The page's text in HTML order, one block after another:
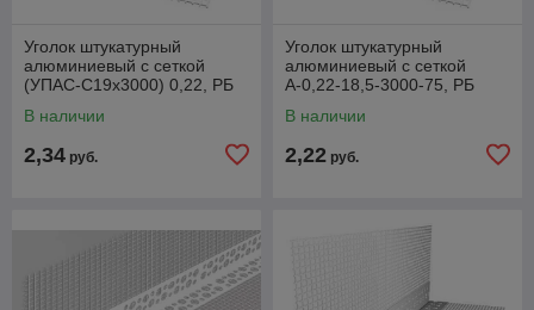
Уголок штукатурный
алюминиевый с сеткой
(УПАС-С19х3000) 0,22, РБ
В наличии
2,34 руб.
Уголок штукатурный
алюминиевый с сеткой
А-0,22-18,5-3000-75, РБ
В наличии
2,22 руб.